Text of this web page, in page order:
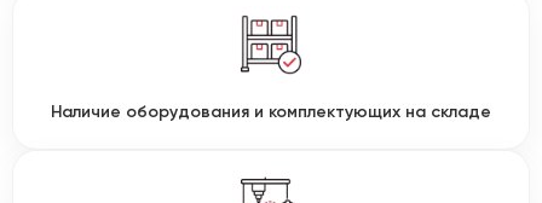
Наличие оборудования и комплектующих на складе